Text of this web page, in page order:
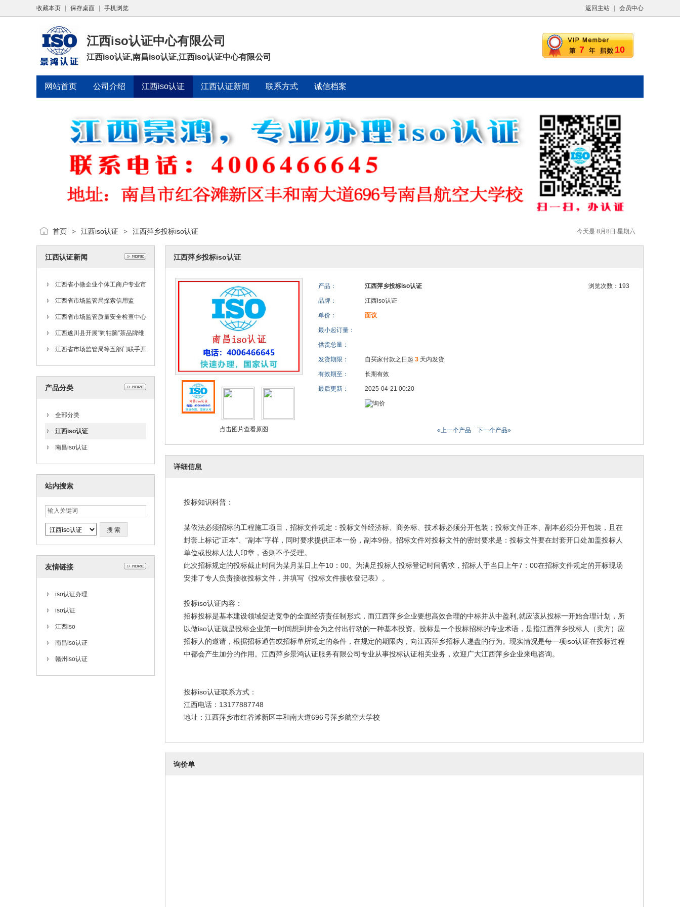
返回主站 会员中心
收藏本页 保存桌面 手机浏览
7 10
江西iso认证中心有限公司
江西iso认证,南昌iso认证,江西iso认证中心有限公司
网站首页 公司介绍 江西iso认证 江西认证新闻 联系方式 诚信档案
今天是 8月8日 星期六
首页 > 江西iso认证 > 江西萍乡投标iso认证
江西认证新闻
江西省小微企业个体工商户专业市
场党建工作推进会在新余召开
江西省市场监管局探索信用监
管“一张网”
江西省市场监管质量安全检查中心
召开专题会议认真传达学习贯彻江
西省第十五次党代会精神
江西遂川县开展“狗牯脑”茶品牌维
护专项整治联合行动
江西省市场监管局等五部门联手开
展疫情防控和秋季学校食品安全监
产品分类
全部分类
江西iso认证
南昌iso认证
站内搜索
友情链接
iso认证办理
iso认证
江西iso
南昌iso认证
赣州iso认证
江西萍乡投标iso认证
点击图片查看原图
产品： 浏览次数：193
江西萍乡投标iso认证
品牌： 江西iso认证
单价： 面议
最小起订量：
供货总量：
发货期限： 自买家付款之日起 3 天内发货
有效期至： 长期有效
最后更新： 2025-04-21 00:20
«上一个产品 下一个产品»
详细信息
投标知识科普：
某依法必须招标的工程施工项目，招标文件规定：投标文件经济标、商务标、技术标必须分开包装；投标文件正本、副本必须分开包装，且在
封套上标记“正本”、“副本”字样，同时要求提供正本一份，副本9份。招标文件对投标文件的密封要求是：投标文件要在封套开口处加盖投标人
单位或投标人法人印章，否则不予受理。
此次招标规定的投标截止时间为某月某日上午10：00。为满足投标人投标登记时间需求，招标人于当日上午7：00在招标文件规定的开标现场
安排了专人负责接收投标文件，并填写《投标文件接收登记表》。
投标iso认证内容：
招标投标是基本建设领域促进竞争的全面经济责任制形式，而江西萍乡企业要想高效合理的中标并从中盈利,就应该从投标一开始合理计划，所
以做iso认证就是投标企业第一时间想到并会为之付出行动的一种基本投资。投标是一个投标招标的专业术语，是指江西萍乡投标人（卖方）应
招标人的邀请，根据招标通告或招标单所规定的条件，在规定的期限内，向江西萍乡招标人递盘的行为。现实情况是每一项iso认证在投标过程
中都会产生加分的作用。江西萍乡景鸿认证服务有限公司专业从事投标认证相关业务，欢迎广大江西萍乡企业来电咨询。
投标iso认证联系方式：
江西电话：13177887748
地址：江西萍乡市红谷滩新区丰和南大道696号萍乡航空大学校
询价单